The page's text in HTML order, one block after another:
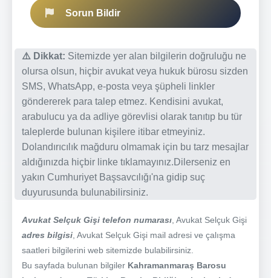
Sorun Bildir
⚠️ Dikkat: Sitemizde yer alan bilgilerin doğruluğu ne
olursa olsun, hiçbir avukat veya hukuk bürosu sizden
SMS, WhatsApp, e-posta veya şüpheli linkler
göndererek para talep etmez. Kendisini avukat,
arabulucu ya da adliye görevlisi olarak tanıtıp bu tür
taleplerde bulunan kişilere itibar etmeyiniz.
Dolandırıcılık mağduru olmamak için bu tarz mesajlar
aldığınızda hiçbir linke tıklamayınız.Dilerseniz en
yakın Cumhuriyet Başsavcılığı'na gidip suç
duyurusunda bulunabilirsiniz.
Avukat Selçuk Gişi telefon numarası , Avukat Selçuk Gişi
adres bilgisi , Avukat Selçuk Gişi mail adresi ve çalışma
saatleri bilgilerini web sitemizde bulabilirsiniz.
Bu sayfada bulunan bilgiler Kahramanmaraş Barosu